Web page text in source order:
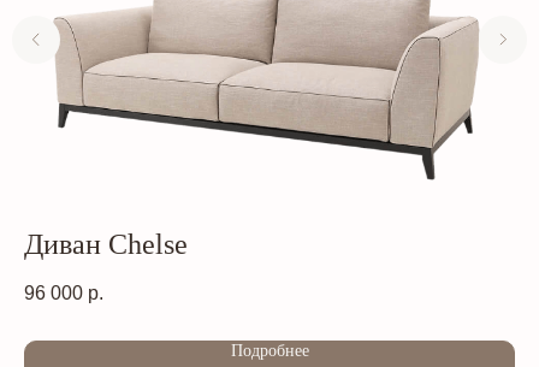
Диван Chelse
96 000 р.
Подробнее